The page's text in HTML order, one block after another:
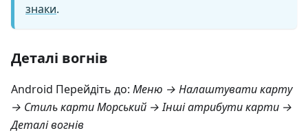
знаки.
Деталі вогнів
Android Перейдіть до: Меню → Налаштувати карту
→ Стиль карти Морський → Інші атрибути карти →
Деталі вогнів